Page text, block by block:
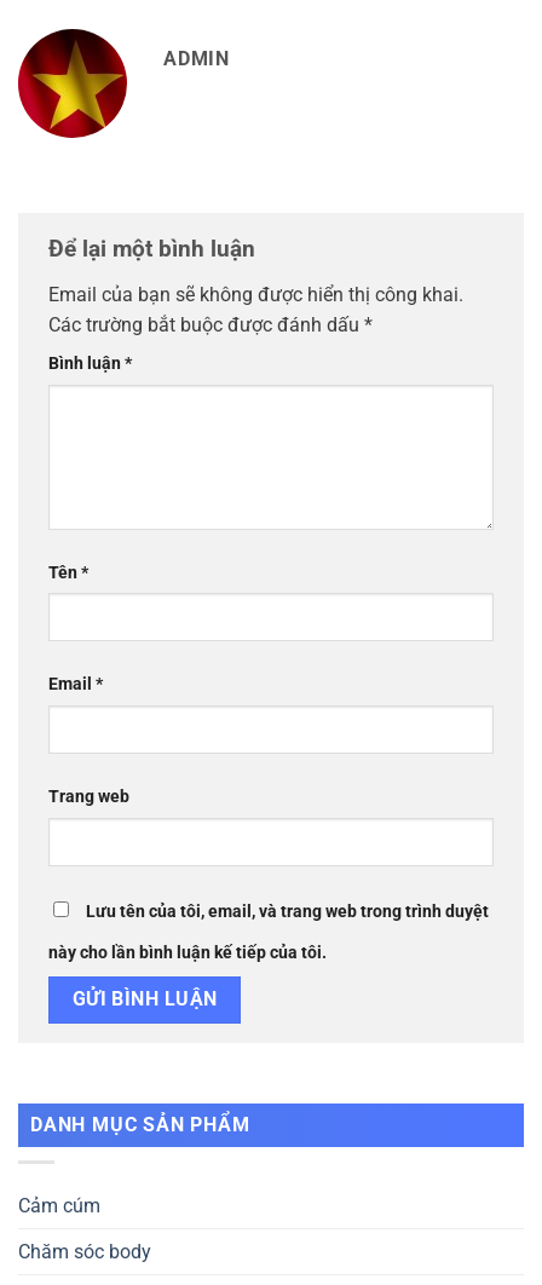
ADMIN
Để lại một bình luận
Email của bạn sẽ không được hiển thị công khai.
Các trường bắt buộc được đánh dấu *
Bình luận*
Tên*
Email *
Trang web
Lưu tên của tôi, email, và trang web trong trình duyệt
này cho lần bình luận kế tiếp của tôi.
DANH MỤC SẢN PHẨM
Cảm cúm
Chăm sóc body